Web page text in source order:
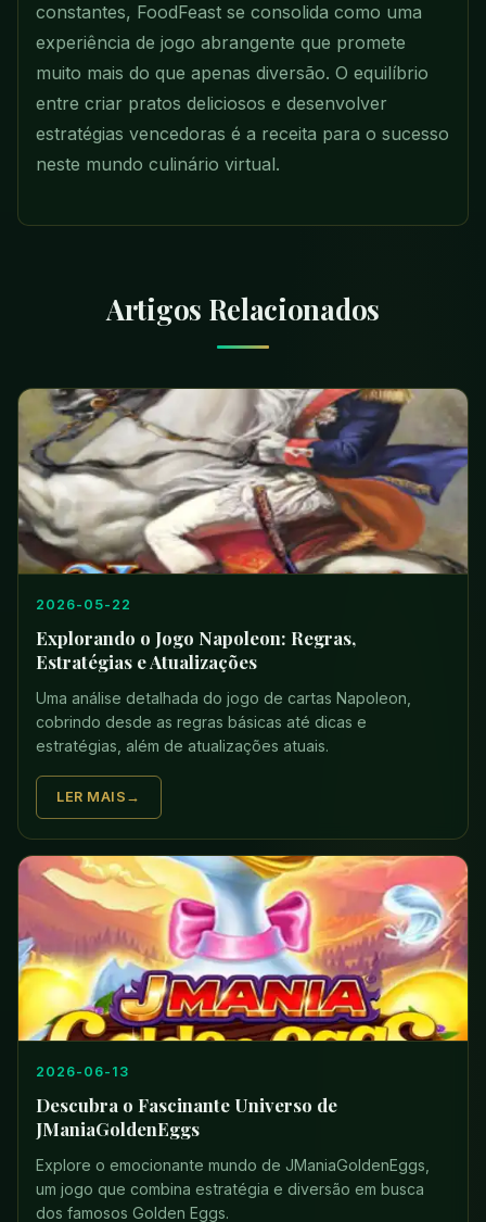
constantes, FoodFeast se consolida como uma
experiência de jogo abrangente que promete
muito mais do que apenas diversão. O equilíbrio
entre criar pratos deliciosos e desenvolver
estratégias vencedoras é a receita para o sucesso
neste mundo culinário virtual.
Artigos Relacionados
2026-05-22
Explorando o Jogo Napoleon: Regras,
Estratégias e Atualizações
Uma análise detalhada do jogo de cartas Napoleon,
cobrindo desde as regras básicas até dicas e
estratégias, além de atualizações atuais.
LER MAIS
2026-06-13
Descubra o Fascinante Universo de
JManiaGoldenEggs
Explore o emocionante mundo de JManiaGoldenEggs,
um jogo que combina estratégia e diversão em busca
dos famosos Golden Eggs.